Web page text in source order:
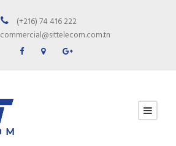
(+216) 74 416 222
commercial@sittelecom.com.tn